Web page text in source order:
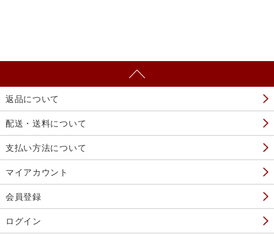
返品について
配送・送料について
支払い方法について
マイアカウント
会員登録
ログイン